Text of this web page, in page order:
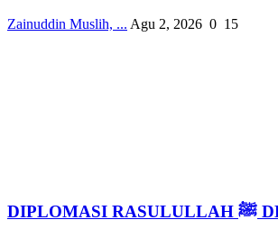
Zainuddin Muslih, ... Agu 2, 2026 0 15
DIPLOMASI RASULULLAH ﷺ DENGAN NON-